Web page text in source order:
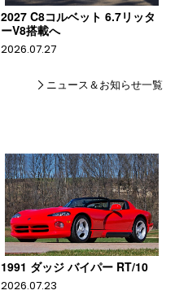
2027 C8コルベット 6.7リッタ
ーV8搭載へ
2026.07.27
ニュース＆お知らせ一覧
1991 ダッジ バイパー RT/10
2026.07.23